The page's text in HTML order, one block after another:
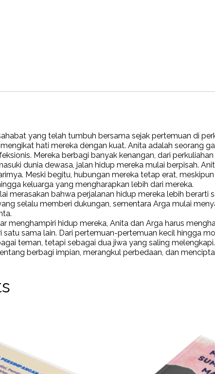
yang telah tumbuh bersama sejak pertemuan di
hati mereka dengan kuat. Anita adalah seorang
Mereka berbagi banyak kenangan, dari
dunia dewasa, jalan hidup mereka mulai berpisah.
Meski begitu, hubungan mereka tetap erat,
keluarga yang mengharapkan lebih dari mereka.
merasakan bahwa perjalanan hidup mereka lebih
selalu memberi dukungan, sementara Arga mulai
menghampiri hidup mereka, Anita dan Arga harus
sama lain. Dari pertemuan-pertemuan kecil hingga
teman, tetapi sebagai dua jiwa yang saling melengkapi.
berbagi impian, merangkul perbedaan, dan